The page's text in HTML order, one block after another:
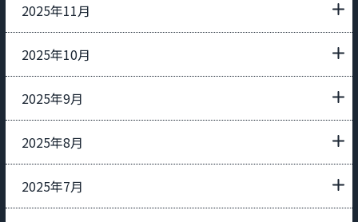
2025年11月
2025年10月
2025年9月
2025年8月
2025年7月